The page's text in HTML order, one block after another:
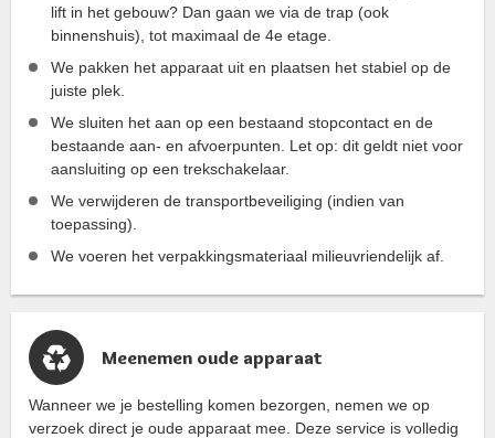
lift in het gebouw? Dan gaan we via de trap (ook
binnenshuis), tot maximaal de 4e etage.
We pakken het apparaat uit en plaatsen het stabiel op de
juiste plek.
We sluiten het aan op een bestaand stopcontact en de
bestaande aan- en afvoerpunten. Let op: dit geldt niet voor
aansluiting op een trekschakelaar.
We verwijderen de transportbeveiliging (indien van
toepassing).
We voeren het verpakkingsmateriaal milieuvriendelijk af.
Meenemen oude apparaat
Wanneer we je bestelling komen bezorgen, nemen we op
verzoek direct je oude apparaat mee. Deze service is volledig